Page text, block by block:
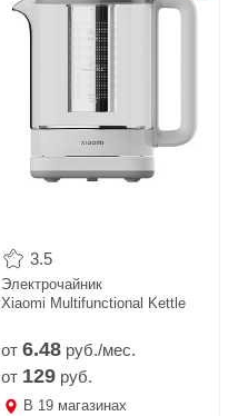
3.5
Электрочайник
Xiaomi Multifunctional Kettle
от 6.48 руб./мес.
от 129 руб.
В 19 магазинах